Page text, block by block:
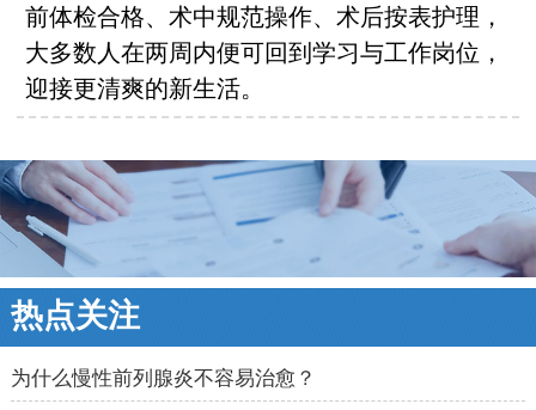
前体检合格、术中规范操作、术后按表护理，
大多数人在两周内便可回到学习与工作岗位，
迎接更清爽的新生活。
热点关注
为什么慢性前列腺炎不容易治愈？